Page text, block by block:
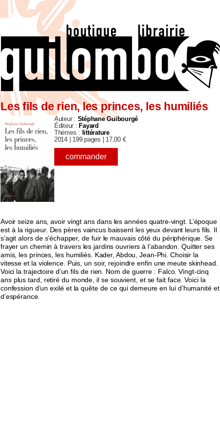
Les fils de rien, les princes, les humiliés
Auteur : Stéphane Guibourgé
Éditeur : Fayard
Thèmes : littérature
2014 |
199 pages | 17,00 €
commander
Avoir seize ans, avoir vingt ans dans les années quatre-vingt. L’époque
est à la rigueur. Des pères vaincus baissent les yeux devant leurs fils. Il
s’agit alors de s’échapper, de fuir le mauvais côté du périphérique. Se
frayer un chemin à travers les jardins ouvriers à l’abandon. Quitter ses
amis, les princes, les humiliés. Kader, Abdou, Jean-Phi. Choisir la
vitesse et la violence. Puis, un soir, rejoindre enfin une meute skinhead.
Voici la trajectoire d’un fils de rien. Nom de guerre : Falco. Vingt-cinq
ans plus tard, retiré du monde, il se souvient, et se fait face. Voici la
confession d’un exilé et la quête de ce qui demeure en lui d’humanité et
d’espérance.